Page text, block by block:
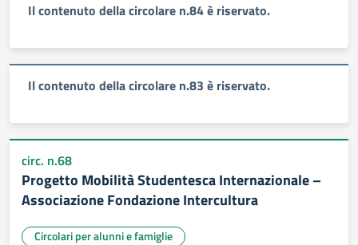
Il contenuto della circolare n.84 è riservato.
Il contenuto della circolare n.83 è riservato.
circ. n.68
Progetto Mobilità Studentesca Internazionale –
Associazione Fondazione Intercultura
Circolari per alunni e famiglie